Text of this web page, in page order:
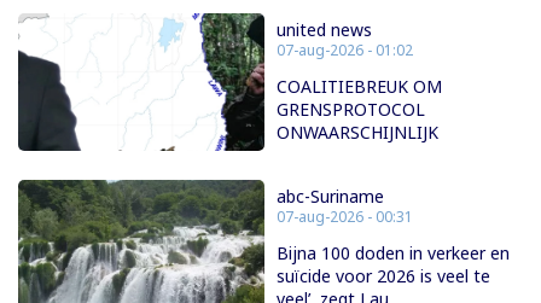
united news
07-aug-2026 - 01:02
COALITIEBREUK OM
GRENSPROTOCOL
ONWAARSCHIJNLIJK
abc-Suriname
07-aug-2026 - 00:31
Bijna 100 doden in verkeer en
suïcide voor 2026 is veel te
veel’, zegt Lau